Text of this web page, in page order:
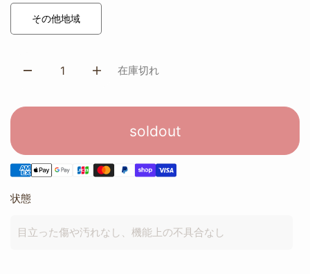
その他地域
在庫切れ
soldout
状態
目立った傷や汚れなし、機能上の不具合なし